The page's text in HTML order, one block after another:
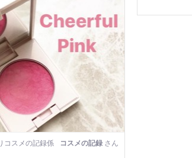
コスメの記録係 コスメの記録 さん